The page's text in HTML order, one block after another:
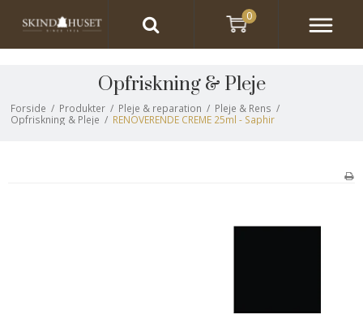
Opfriskning & Pleje
Forside / Produkter / Pleje & reparation / Pleje & Rens /
Opfriskning & Pleje / RENOVERENDE CREME 25ml - Saphir
0